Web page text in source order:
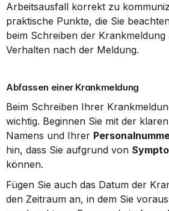
Arbeitsausfall korrekt zu
praktische Punkte, die Sie
beim Schreiben der Krankmeldung
Verhalten nach der Meldung.
Abfassen einer Krankmeldung
Beim Schreiben Ihrer
wichtig. Beginnen Sie mit der
Namens und Ihrer
hin, dass Sie aufgrund von
können.
Fügen Sie auch das Datum der
den Zeitraum an, in dem Sie